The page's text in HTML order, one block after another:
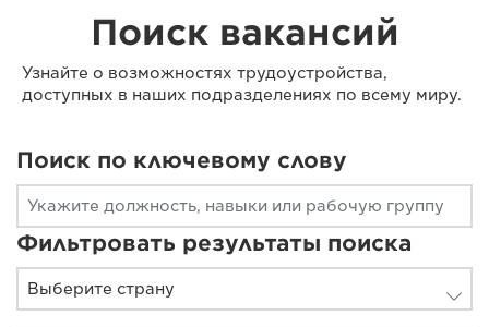
Поиск вакансий
Узнайте о возможностях трудоустройства,
доступных в наших подразделениях по всему миру.
Поиск по ключевому слову
Фильтровать результаты поиска